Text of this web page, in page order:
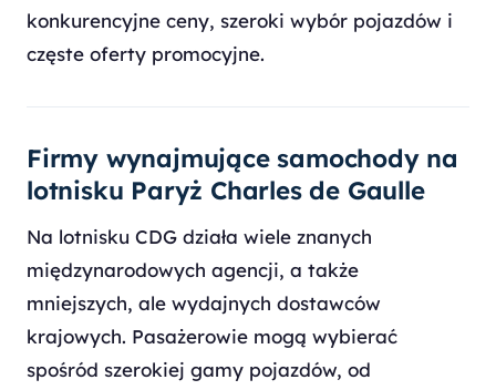
konkurencyjne ceny, szeroki wybór pojazdów i
częste oferty promocyjne.
Firmy wynajmujące samochody na
lotnisku Paryż Charles de Gaulle
Na lotnisku CDG działa wiele znanych
międzynarodowych agencji, a także
mniejszych, ale wydajnych dostawców
krajowych. Pasażerowie mogą wybierać
spośród szerokiej gamy pojazdów, od